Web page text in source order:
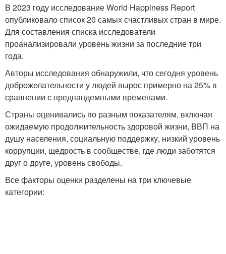
В 2023 году исследование World Happiness Report
опубликовало список 20 самых счастливых стран в мире.
Для составления списка исследователи
проанализировали уровень жизни за последние три
года.
Авторы исследования обнаружили, что сегодня уровень
доброжелательности у людей вырос примерно на 25% в
сравнении с предпандемными временами.
Страны оценивались по разным показателям, включая
ожидаемую продолжительность здоровой жизни, ВВП на
душу населения, социальную поддержку, низкий уровень
коррупции, щедрость в сообществе, где люди заботятся
друг о друге, уровень свободы.
Все факторы оценки разделены на три ключевые
категории: